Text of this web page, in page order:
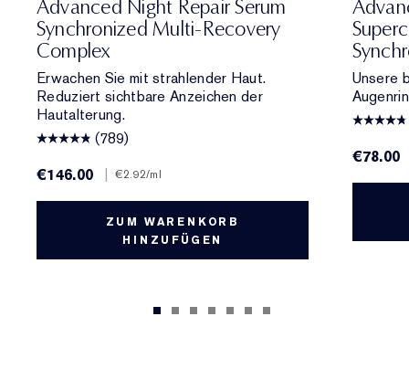
Advanced Night Repair Serum
Synchronized Multi-Recovery
Complex
Erwachen Sie mit strahlender Haut.
Reduziert sichtbare Anzeichen der
Hautalterung.
(789)
€146.00
| €2.92/ml
ZUM WARENKORB
HINZUFÜGEN
Unsere
€78.00